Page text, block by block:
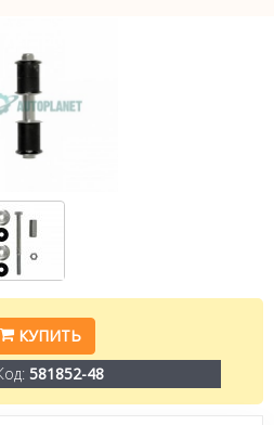
КУПИТЬ
581852-48